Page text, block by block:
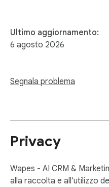
Ultimo aggiornamento:
6 agosto 2026
Segnala problema
Privacy
Wapes - AI CRM &
alla raccolta e all'utilizzo